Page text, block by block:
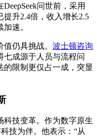
DeepSeek问世前，采用
升2.4倍，收入增长2.5
速。
仍具挑战。 波士顿咨询
七成源于人员与流程问
的限制更仅占一成，突显
科技变革。作为数字原生
技为伴。他表示：“从